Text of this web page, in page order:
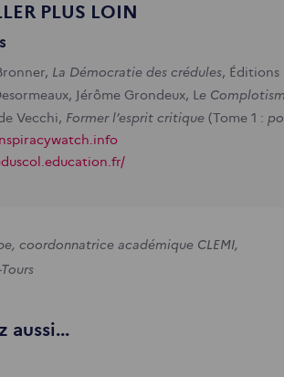
PLUS LOIN
La Démocratie des crédules, Éditions
Jérôme Grondeux, Le
Vecchi, Former l’esprit critique (Tome 1 :
coordonnatrice académique CLEMI,
aussi...